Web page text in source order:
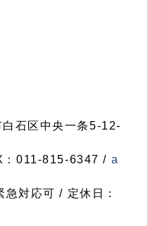
石区中央一条5-12-
011-815-6347 / a
対応可 / 定休日：